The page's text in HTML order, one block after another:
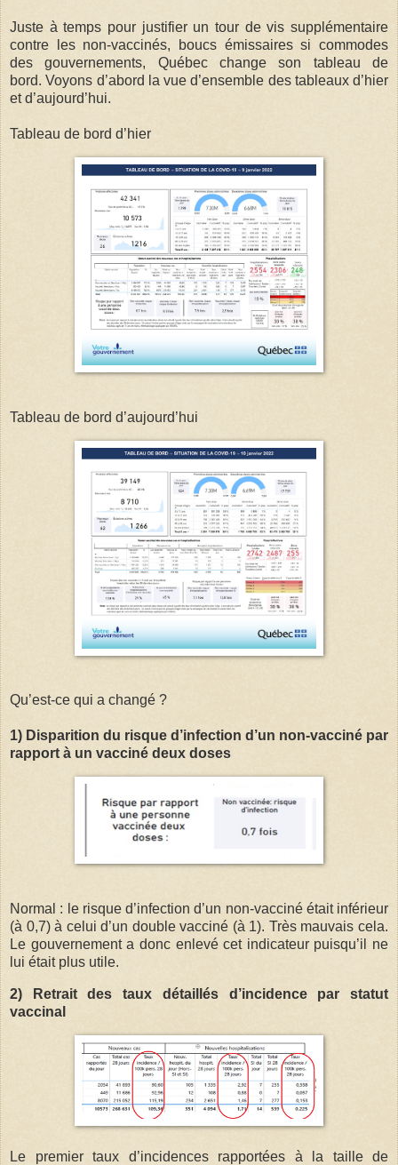
Juste à temps pour justifier un tour de vis supplémentaire
contre les non-vaccinés, boucs émissaires si commodes
des gouvernements, Québec change son tableau de
bord. Voyons d’abord la vue d’ensemble des tableaux d’hier
et d’aujourd’hui.
Tableau de bord d’hier
Tableau de bord d’aujourd’hui
Qu’est-ce qui a changé ?
1) Disparition du risque d’infection d’un non-vacciné par
rapport à un vacciné deux doses
Normal : le risque d’infection d’un non-vacciné était inférieur
(à 0,7) à celui d’un double vacciné (à 1). Très mauvais cela.
Le gouvernement a donc enlevé cet indicateur puisqu’il ne
lui était plus utile.
2) Retrait des taux détaillés d’incidence par statut
vaccinal
Le premier taux d’incidences rapportées à la taille de